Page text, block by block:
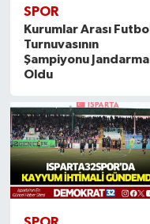
SPOR
Kurumlar Arası Futbol
Turnuvasının
Şampiyonu Jandarma
Oldu